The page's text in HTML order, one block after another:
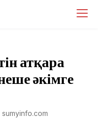
атқара
әкімге
sumyinfo.com